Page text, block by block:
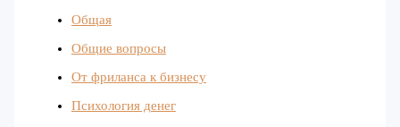
Общая
Общие вопросы
От фриланса к бизнесу
Психология денег